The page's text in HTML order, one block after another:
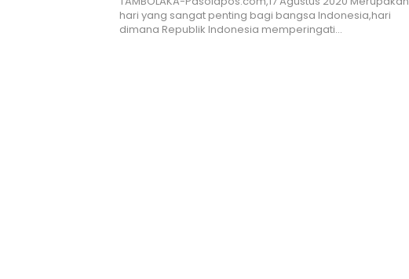
hari yang sangat penting bagi bangsa Indonesia,hari
dimana Republik Indonesia memperingati…